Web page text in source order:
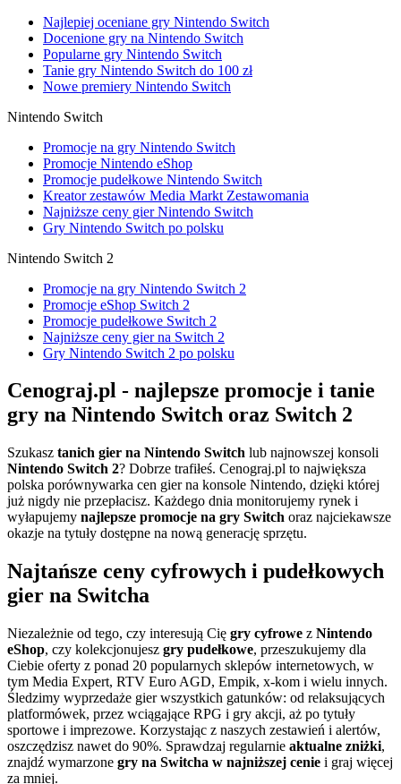
Najlepiej oceniane gry Nintendo Switch
Docenione gry na Nintendo Switch
Popularne gry Nintendo Switch
Tanie gry Nintendo Switch do 100 zł
Nowe premiery Nintendo Switch
Nintendo Switch
Promocje na gry Nintendo Switch
Promocje Nintendo eShop
Promocje pudełkowe Nintendo Switch
Kreator zestawów Media Markt Zestawomania
Najniższe ceny gier Nintendo Switch
Gry Nintendo Switch po polsku
Nintendo Switch 2
Promocje na gry Nintendo Switch 2
Promocje eShop Switch 2
Promocje pudełkowe Switch 2
Najniższe ceny gier na Switch 2
Gry Nintendo Switch 2 po polsku
Cenograj.pl - najlepsze promocje i tanie
gry na Nintendo Switch oraz Switch 2
Szukasz tanich gier na Nintendo Switch lub najnowszej konsoli
Nintendo Switch 2? Dobrze trafiłeś. Cenograj.pl to największa
polska porównywarka cen gier na konsole Nintendo, dzięki której
już nigdy nie przepłacisz. Każdego dnia monitorujemy rynek i
wyłapujemy najlepsze promocje na gry Switch oraz najciekawsze
okazje na tytuły dostępne na nową generację sprzętu.
Najtańsze ceny cyfrowych i pudełkowych
gier na Switcha
Niezależnie od tego, czy interesują Cię gry cyfrowe z Nintendo
eShop, czy kolekcjonujesz gry pudełkowe, przeszukujemy dla
Ciebie oferty z ponad 20 popularnych sklepów internetowych, w
tym Media Expert, RTV Euro AGD, Empik, x-kom i wielu innych.
Śledzimy wyprzedaże gier wszystkich gatunków: od relaksujących
platformówek, przez wciągające RPG i gry akcji, aż po tytuły
sportowe i imprezowe. Korzystając z naszych zestawień i alertów,
oszczędzisz nawet do 90%. Sprawdzaj regularnie aktualne zniżki,
znajdź wymarzone gry na Switcha w najniższej cenie i graj więcej
za mniej.